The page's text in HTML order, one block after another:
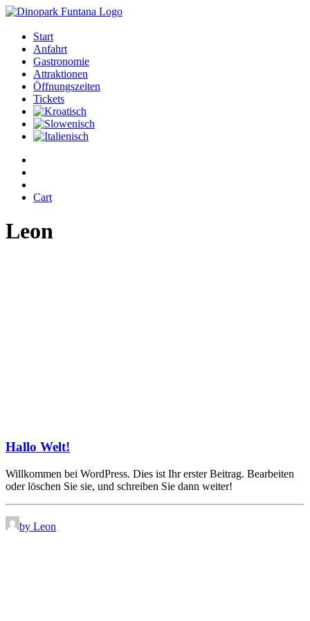
Start
Anfahrt
Gastronomie
Attraktionen
Öffnungszeiten
Tickets
Cart
Leon
Hallo Welt!
Willkommen bei WordPress. Dies ist Ihr erster Beitrag. Bearbeiten
oder löschen Sie sie, und schreiben Sie dann weiter!
by Leon